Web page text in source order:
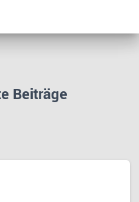
Beiträge